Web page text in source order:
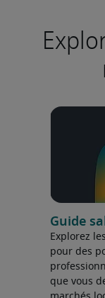
Guide
Explorez
pour des
que vous